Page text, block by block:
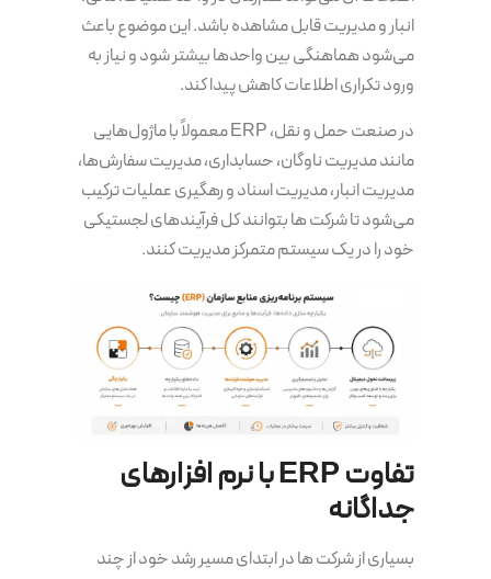
انبار و مدیریت قابل مشاهده باشد. این موضوع باعث
می‌شود هماهنگی بین واحدها بیشتر شود و نیاز به
ورود تکراری اطلاعات کاهش پیدا کند.
در صنعت حمل و نقل، ERP معمولاً با ماژول‌هایی
مانند مدیریت ناوگان، حسابداری، مدیریت سفارش‌ها،
مدیریت انبار، مدیریت اسناد و رهگیری عملیات ترکیب
می‌شود تا شرکت ها بتوانند کل فرآیندهای لجستیکی
خود را در یک سیستم متمرکز مدیریت کنند.
تفاوت ERP با نرم افزارهای
جداگانه
بسیاری از شرکت ها در ابتدای مسیر رشد خود از چند